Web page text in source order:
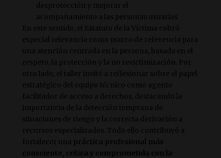
desprotección y mejorar el
acompañamiento a las personas usuarias
En este sentido, el Estatuto de la Víctima cobró
especial relevancia como marco de referencia para
una atención centrada en la persona, basada en el
respeto, la protección y la no revictimización. Por
otro lado, el taller invitó a reflexionar sobre el papel
estratégico del equipo técnico como agente
facilitador de acceso a derechos, destacando la
importancia de la detección temprana de
situaciones de riesgo y la correcta derivación a
recursos especializados. Todo ello contribuyó a
fortalecer una práctica profesional más
consciente, crítica y comprometida con la